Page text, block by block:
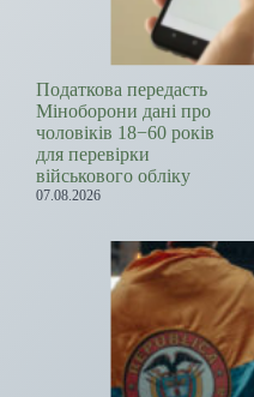
Податкова передасть
Міноборони дані про
чоловіків 18−60 років
для перевірки
військового обліку
07.08.2026